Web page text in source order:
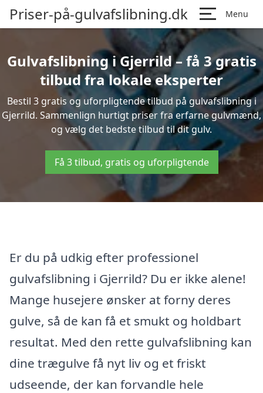
Priser-på-gulvafslibning.dk Menu
Gulvafslibning i Gjerrild – få 3 gratis
tilbud fra lokale eksperter
Bestil 3 gratis og uforpligtende tilbud på gulvafslibning i
Gjerrild. Sammenlign hurtigt priser fra erfarne gulvmænd,
og vælg det bedste tilbud til dit gulv.
Få 3 tilbud, gratis og uforpligtende
Er du på udkig efter professionel
gulvafslibning i Gjerrild? Du er ikke alene!
Mange husejere ønsker at forny deres
gulve, så de kan få et smukt og holdbart
resultat. Med den rette gulvafslibning kan
dine trægulve få nyt liv og et friskt
udseende, der kan forvandle hele